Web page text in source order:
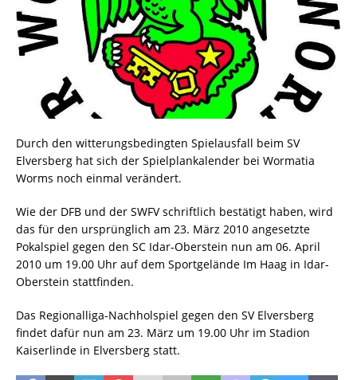
Durch den witterungsbedingten Spielausfall beim SV
Elversberg hat sich der Spielplankalender bei Wormatia
Worms noch einmal verändert.
Wie der DFB und der SWFV schriftlich bestätigt haben, wird
das für den ursprünglich am 23. März 2010 angesetzte
Pokalspiel gegen den SC Idar-Oberstein nun am 06. April
2010 um 19.00 Uhr auf dem Sportgelände Im Haag in Idar-
Oberstein stattfinden.
Das Regionalliga-Nachholspiel gegen den SV Elversberg
findet dafür nun am 23. März um 19.00 Uhr im Stadion
Kaiserlinde in Elversberg statt.